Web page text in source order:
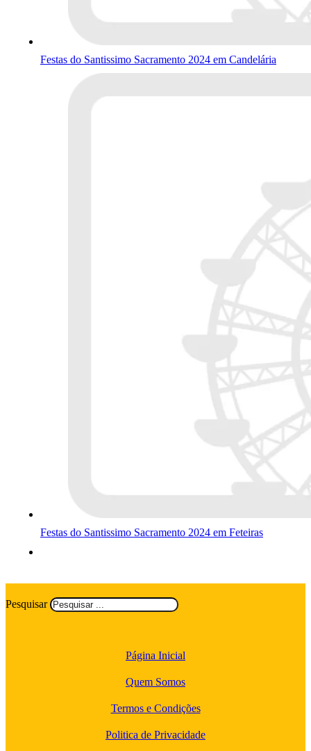
Festas do Santissimo Sacramento 2024 em Candelária
Festas do Santissimo Sacramento 2024 em Feteiras
Pesquisar
Página Inicial
Quem Somos
Termos e Condições
Politica de Privacidade